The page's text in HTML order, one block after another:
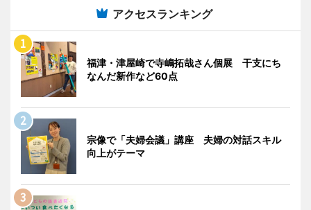
アクセスランキング
福津・津屋崎で寺嶋拓哉さん個展 干支にち
なんだ新作など60点
宗像で「夫婦会議」講座 夫婦の対話スキル
向上がテーマ